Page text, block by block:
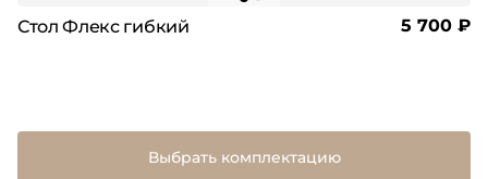
Стол Флекс гибкий 5 700 ₽
Выбрать комплектацию